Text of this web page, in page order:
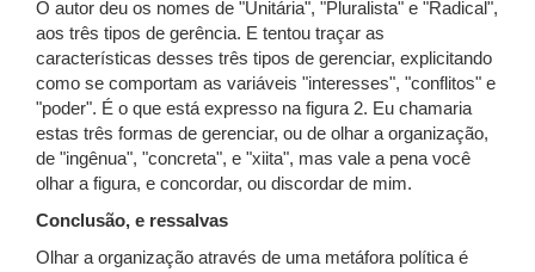
O autor deu os nomes de "Unitária", "Pluralista" e "Radical",
aos três tipos de gerência. E tentou traçar as
características desses três tipos de gerenciar, explicitando
como se comportam as variáveis "interesses", "conflitos" e
"poder". É o que está expresso na figura 2. Eu chamaria
estas três formas de gerenciar, ou de olhar a organização,
de "ingênua", "concreta", e "xiita", mas vale a pena você
olhar a figura, e concordar, ou discordar de mim.
Conclusão, e ressalvas
Olhar a organização através de uma metáfora política é